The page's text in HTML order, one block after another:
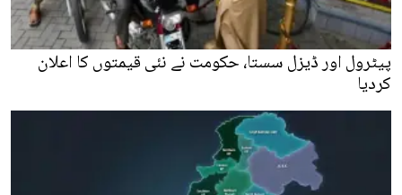
پیٹرول اور ڈیزل سستا، حکومت نے نئی قیمتوں کا اعلان
کردیا